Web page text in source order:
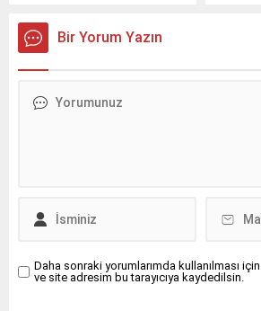
Bir Yorum Yazın
Daha sonraki yorumlarımda kullanılması
ve site adresim bu tarayıcıya kaydedilsin.